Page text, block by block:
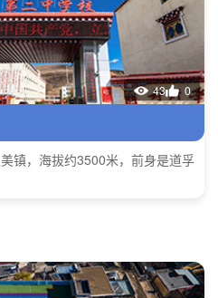
43 0
镇，海拔约3500米，前身是道孚